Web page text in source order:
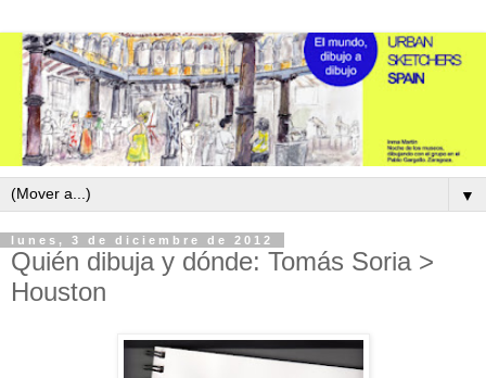
▼
lunes, 3 de diciembre de 2012
Quién dibuja y dónde: Tomás Soria >
Houston